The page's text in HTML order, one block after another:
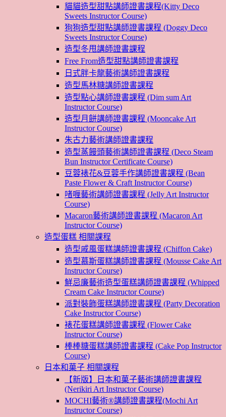
貓貓造型甜點講師證書課程(Kitty Deco
Sweets Instructor Course)
狗狗造型甜點講師證書課程 (Doggy Deco
Sweets Instructor Course)
造型冬甩講師證書課程
Free From造型甜點講師證書課程
日式胖卡龍藝術講師證書課程
造型馬林糖講師證書課程
造型點心講師證書課程 (Dim sum Art
Instructor Course)
造型月餅講師證書課程 (Mooncake Art
Instructor Course)
朱古力藝術講師證書課程
造型蒸饅頭藝術講師證書課程 (Deco Steam
Bun Instructor Certificate Course)
豆蓉裱花&豆蓉手作講師證書課程 (Bean
Paste Flower & Craft Instructor Course)
啫喱藝術講師證書課程 (Jelly Art Instructor
Course)
Macaron藝術講師證書課程 (Macaron Art
Instructor Course)
造型蛋糕 相關課程
造型戚風蛋糕講師證書課程 (Chiffon Cake)
造型慕斯蛋糕講師證書課程 (Mousse Cake Art
Instructor Course)
鮮忌廉藝術造型蛋糕講師證書課程 (Whipped
Cream Cake Instructor Course)
派對裝飾蛋糕講師證書課程 (Party Decoration
Cake Instructor Course)
裱花蛋糕講師證書課程 (Flower Cake
Instructor Course)
棒棒糖蛋糕講師證書課程 (Cake Pop Instructor
Course)
日本和菓子 相關課程
【新版】日本和菓子藝術講師證書課程
(Nerikiri Art Instructor Course)
MOCHI藝術®講師證書課程(Mochi Art
Instructor Course)